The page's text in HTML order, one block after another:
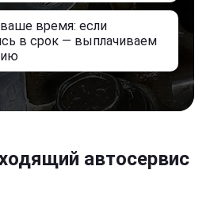
время: если
в срок — выплачиваем
автосервис